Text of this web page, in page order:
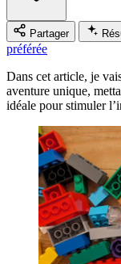
Partager
préférée
Dans cet article, je
aventure unique,
idéale pour stimuler